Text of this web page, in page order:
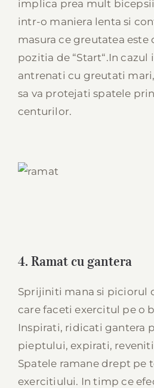
implica prea mult
intr-o maniera lenta si
masura ce greutatea este
pozitia de “Start“.In cazul
antrenati cu greutati
sa va protejati spatele
centurilor.
4. Ramat cu gantera
Sprijiniti mana si piciorul
care faceti exercitul pe o
Inspirati, ridicati gantera
pieptului, expirati,
Spatele ramane drept pe
exercitiului. In timp ce